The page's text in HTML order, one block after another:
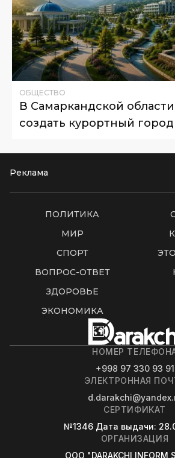
ОБЩЕСТВО
В Самаркандской
создать курортный город
Реклама
ПОЛИТИКА
МИР
СПОРТ
ВОПРОС-ОТВЕТ
ЗДОРОВЬЕ
ЭКОНОМИКА
НОМЕР
+998 97 330 93 91
ЭЛЕКТРОННАЯ
СЕРТИФИКАТ
№1346 Дата выдачи:
ОРГАНИЗАЦИЯ
OOO "DARAKCHI INFORM